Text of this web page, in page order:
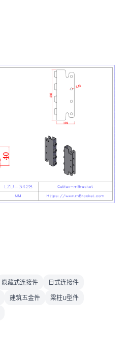
隐藏式连接件
日式连接件
建筑五金件
梁柱U型件